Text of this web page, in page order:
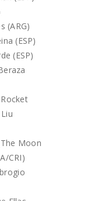
(ARG)
(ESP)
(ESP)
Moon
CRI)